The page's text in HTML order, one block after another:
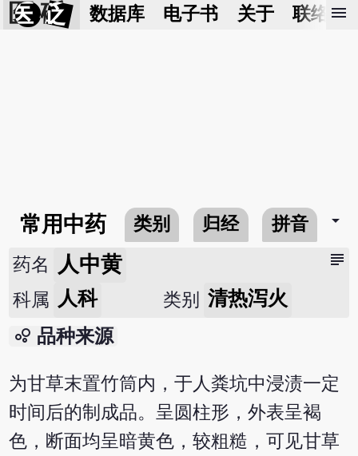
医 砭 数据库 电子书 关于 联络我
menu
常用中药 类别 归经 拼音 arrow_drop_down
subject
药名 人中黄
科属 人科 类别 清热泻火
bubble_chart 品种来源
为甘草末置竹筒内，于人粪坑中浸渍一定
时间后的制成品。呈圆柱形，外表呈褐
色，断面均呈暗黄色，较粗糙，可见甘草